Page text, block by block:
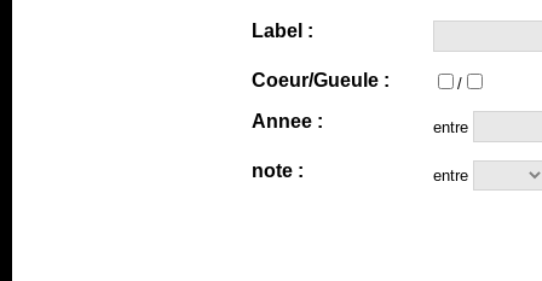
Label :
Coeur/Gueule : /
Annee : entre
note : entre